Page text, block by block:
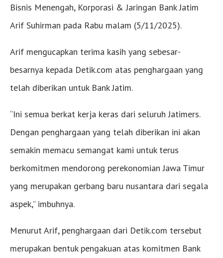
Bisnis Menengah, Korporasi & Jaringan Bank Jatim
Arif Suhirman pada Rabu malam (5/11/2025).
Arif mengucapkan terima kasih yang sebesar-
besarnya kepada Detik.com atas penghargaan yang
telah diberikan untuk Bank Jatim.
“Ini semua berkat kerja keras dari seluruh Jatimers.
Dengan penghargaan yang telah diberikan ini akan
semakin memacu semangat kami untuk terus
berkomitmen mendorong perekonomian Jawa Timur
yang merupakan gerbang baru nusantara dari segala
aspek,” imbuhnya.
Menurut Arif, penghargaan dari Detik.com tersebut
merupakan bentuk pengakuan atas komitmen Bank